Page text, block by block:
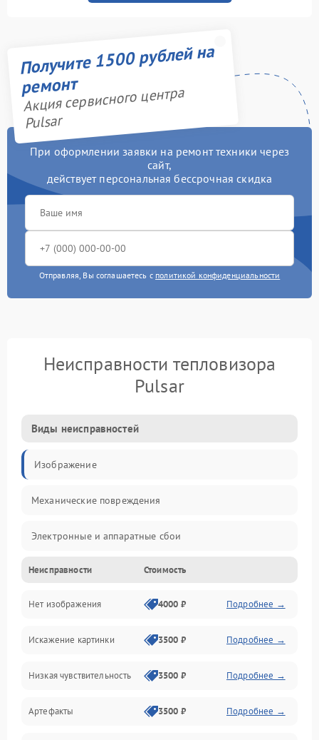
Получите 1500 рублей на
ремонт
Акция сервисного центра
Pulsar
При оформлении заявки на ремонт техники через
сайт,
действует персональная бессрочная скидка
Отправляя, Вы соглашаетесь с политикой конфиденциальности
Неисправности тепловизора
Pulsar
Виды неисправностей
Изображение
Механические повреждения
Электронные и аппаратные сбои
Неисправности сенсора и оптики
Программные ошибки
Электропитание
Измерения
Матрица
Неисправности Стоимость
Нет изображения 4000 ₽ Подробнее →
Искажение картинки 3500 ₽ Подробнее →
Низкая чувствительность 3500 ₽ Подробнее →
Артефакты 3500 ₽ Подробнее →